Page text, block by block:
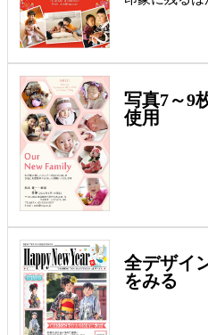
写真7～9
使用
全デザイ
をみる